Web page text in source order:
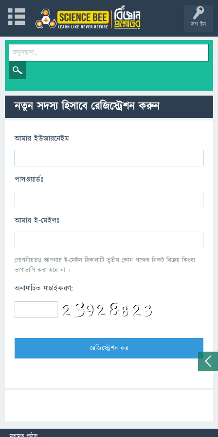
লগ ইন
নতুন সদস্য হিসাবে রেজিস্ট্রেশন করুন
আমার ইউজারনেইম
পাসওয়ার্ডঃ
আমার ই-মেইলঃ
গোপনীয়তাঃ আপনার ই-মেইল ঠিকানাটি তৃতীয় কোন পক্ষের নিকট বিক্রয় কিংবা
ভাগাভাগি করা হবে না ।
অনাযাচিত যাচাইকরণ: